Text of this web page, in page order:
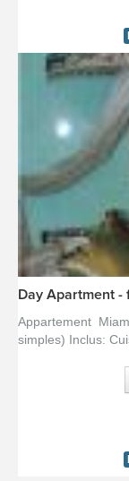
Day Apartment -
Appartement
simples) Inclus: